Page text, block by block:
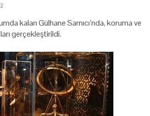
kalan Gülhane Sarnıcı’nda, koruma ve
gerçekleştirildi.